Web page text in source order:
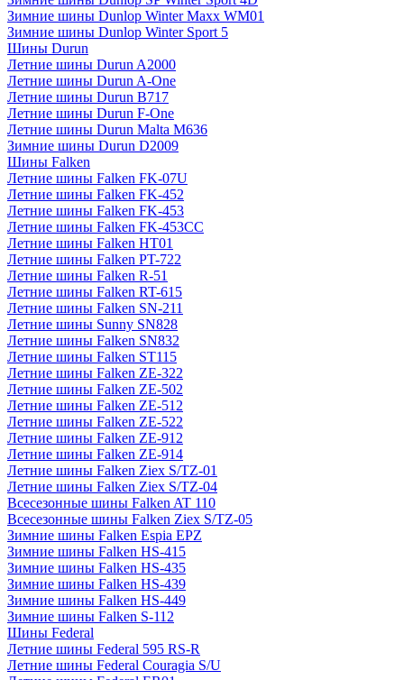
Зимние шины Dunlop Winter Maxx WM01
Зимние шины Dunlop Winter Sport 5
Шины Durun
Летние шины Durun A2000
Летние шины Durun A-One
Летние шины Durun B717
Летние шины Durun F-One
Летние шины Durun Malta M636
Зимние шины Durun D2009
Шины Falken
Летние шины Falken FK-07U
Летние шины Falken FK-452
Летние шины Falken FK-453
Летние шины Falken FK-453CC
Летние шины Falken HT01
Летние шины Falken PT-722
Летние шины Falken R-51
Летние шины Falken RT-615
Летние шины Falken SN-211
Летние шины Sunny SN828
Летние шины Falken SN832
Летние шины Falken ST115
Летние шины Falken ZE-322
Летние шины Falken ZE-502
Летние шины Falken ZE-512
Летние шины Falken ZE-522
Летние шины Falken ZE-912
Летние шины Falken ZE-914
Летние шины Falken Ziex S/TZ-01
Летние шины Falken Ziex S/TZ-04
Всесезонные шины Falken AT 110
Всесезонные шины Falken Ziex S/TZ-05
Зимние шины Falken Espia EPZ
Зимние шины Falken HS-415
Зимние шины Falken HS-435
Зимние шины Falken HS-439
Зимние шины Falken HS-449
Зимние шины Falken S-112
Шины Federal
Летние шины Federal 595 RS-R
Летние шины Federal Couragia S/U